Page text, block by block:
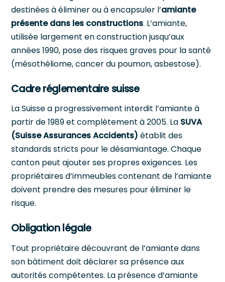
destinées à éliminer ou à encapsuler l’amiante
présente dans les constructions. L’amiante,
utilisée largement en construction jusqu’aux
années 1990, pose des risques graves pour la santé
(mésothéliome, cancer du poumon, asbestose).
Cadre réglementaire suisse
La Suisse a progressivement interdit l’amiante à
partir de 1989 et complètement à 2005. La SUVA
(Suisse Assurances Accidents) établit des
standards stricts pour le désamiantage. Chaque
canton peut ajouter ses propres exigences. Les
propriétaires d’immeubles contenant de l’amiante
doivent prendre des mesures pour éliminer le
risque.
Obligation légale
Tout propriétaire découvrant de l’amiante dans
son bâtiment doit déclarer sa présence aux
autorités compétentes. La présence d’amiante